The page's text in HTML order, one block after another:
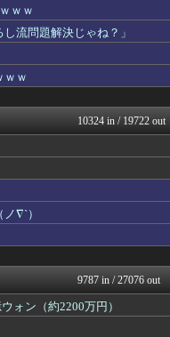
わんこーる速報！
子育てちゃんねる
おたくみくす 声優
ふぇー速
修羅の華-家庭・生活
Zチャンネル＠VIP
遊戯王マスターデュ
watch＠２ちゃんねる
PlaySphere | ...
なんJ PRIDE
ｗｗ
流問題解決じゃね？」
ｗｗ
10324 in / 19722 out
∇`）
9787 in / 27076 out
ォン（約2200万円）